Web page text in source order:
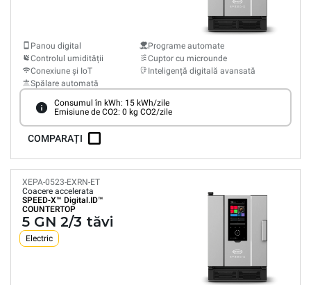
Panou digital
Controlul umidității
Conexiune și IoT
Spălare automată
Programe automate
Cuptor cu microunde
Inteligență digitală avansată
Consumul în kWh: 15 kWh/zile
Emisiune de CO2: 0 kg CO2/zile
COMPARAȚI
XEPA-0523-EXRN-ET
Coacere accelerata
SPEED-X™ Digital.ID™
COUNTERTOP
5 GN 2/3 tăvi
Electric